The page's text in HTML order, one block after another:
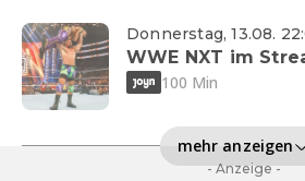
Donnerstag, 13.08.
WWE NXT im
100 Min
mehr anzeigen
- Anzeige -